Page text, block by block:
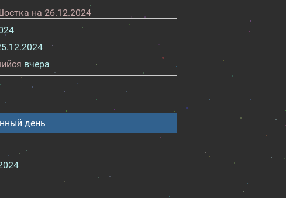
на 26.12.2024
вчера
день